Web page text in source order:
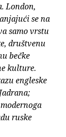
London,
se na
samo vrstu
društvenu
bečke
kulture.
engleske
ruske